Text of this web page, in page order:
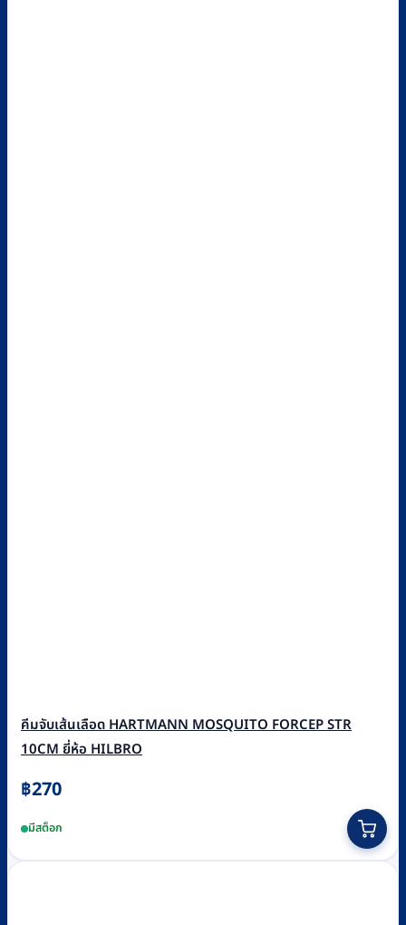
คีมจับเส้นเลือด HARTMANN MOSQUITO FORCEP STR
10CM ยี่ห้อ HILBRO
฿270
มีสต็อก